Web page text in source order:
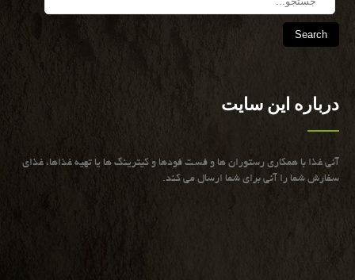
درباره این سایت
آنی غذا با همكاری رستوران ها و فست فودها و كیترینگ ها یا تهیه غذاها، غذای
سفارش شما را آنی برای شما ارسال می كند.